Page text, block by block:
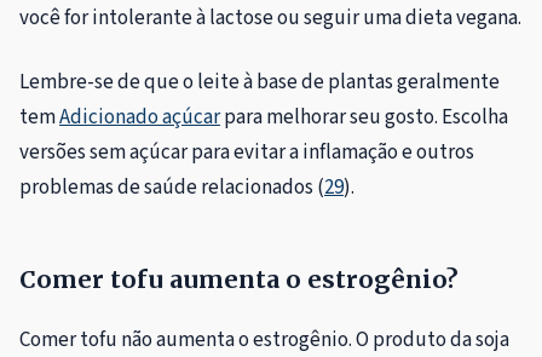
você for intolerante à lactose ou seguir uma dieta vegana.
Lembre-se de que o leite à base de plantas geralmente
temAdicionado açúcarpara melhorar seu gosto. Escolha
versões sem açúcar para evitar a inflamação e outros
problemas de saúde relacionados (29).
Comer tofu aumenta o estrogênio?
Comer tofu não aumenta o estrogênio. O produto da soja